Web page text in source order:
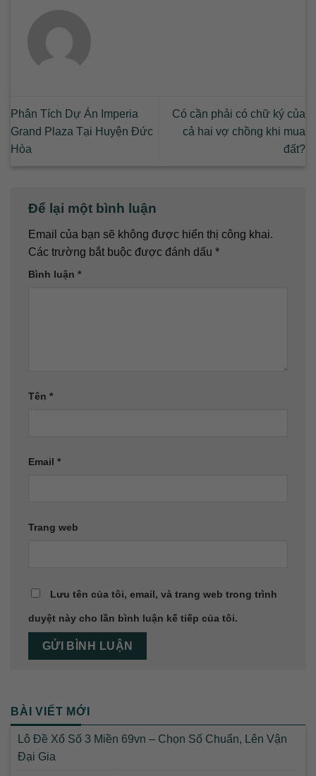
Phân Tích Dự Án Imperia
Grand Plaza Tại Huyện Đức
Hòa
Có cần phải có chữ ký của
cả hai vợ chồng khi mua
đất?
Để lại một bình luận
Email của bạn sẽ không được hiển thị công khai.
Các trường bắt buộc được đánh dấu *
Bình luận *
Tên *
Email *
Trang web
Lưu tên của tôi, email, và trang web trong trình
duyệt này cho lần bình luận kế tiếp của tôi.
BÀI VIẾT MỚI
Lô Đề Xổ Số 3 Miền 69vn – Chọn Số Chuẩn, Lên Vận
Đại Gia